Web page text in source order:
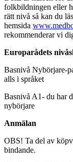
folkbildningen eller
rätt nivå så kan du
hemsida
rekommenderar vi
Europarådets
Basnivå Nybörjare-
alls i språket
Basnivå A1- du har
nybörjare
Anmälan
OBS! Ta del av
bindande.